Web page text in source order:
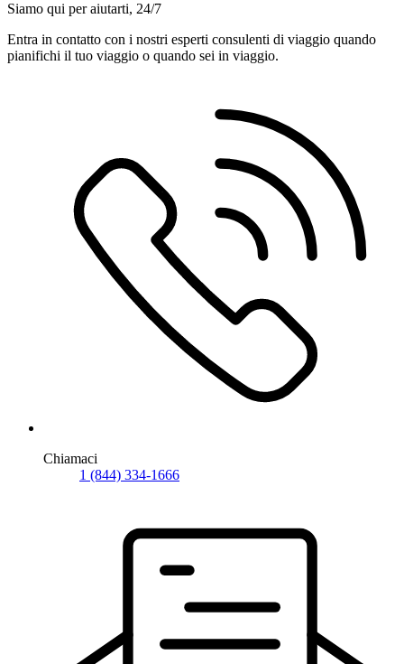
Siamo qui per aiutarti, 24/7
Entra in contatto con i nostri esperti consulenti di viaggio quando
pianifichi il tuo viaggio o quando sei in viaggio.
Chiamaci
1 (844) 334-1666